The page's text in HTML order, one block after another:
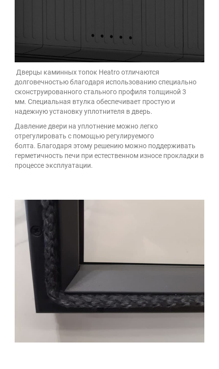
Дверцы каминных топок Heatro отличаются
долговечностью благодаря использованию специально
сконструированного стального профиля толщиной 3
мм. Специальная втулка обеспечивает простую и
надежную установку уплотнителя в дверь.
Давление двери на уплотнение можно легко
отрегулировать с помощью регулируемого
болта. Благодаря этому решению можно поддерживать
герметичность печи при естественном износе прокладки в
процессе эксплуатации.